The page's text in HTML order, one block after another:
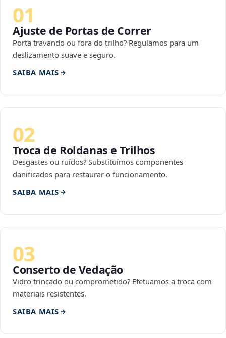
01
Ajuste de Portas de Correr
Porta travando ou fora do trilho? Regulamos para um
deslizamento suave e seguro.
SAIBA MAIS
02
Troca de Roldanas e Trilhos
Desgastes ou ruídos? Substituímos componentes
danificados para restaurar o funcionamento.
SAIBA MAIS
03
Conserto de Vedação
Vidro trincado ou comprometido? Efetuamos a troca com
materiais resistentes.
SAIBA MAIS